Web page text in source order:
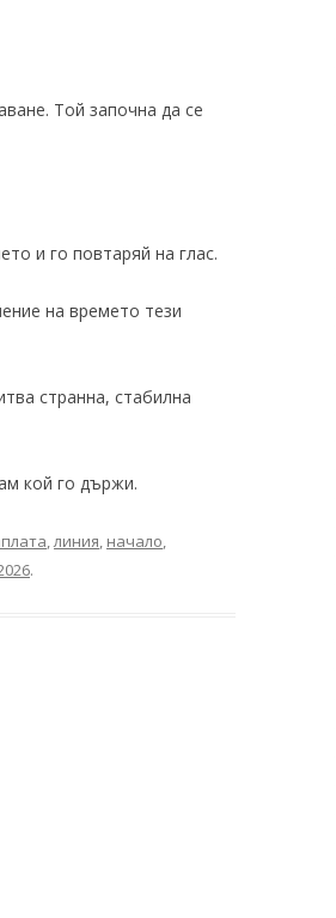
Той започна да се
и го повтаряй на глас.
на времето тези
странна, стабилна
кой го държи.
,линия, начало,
.